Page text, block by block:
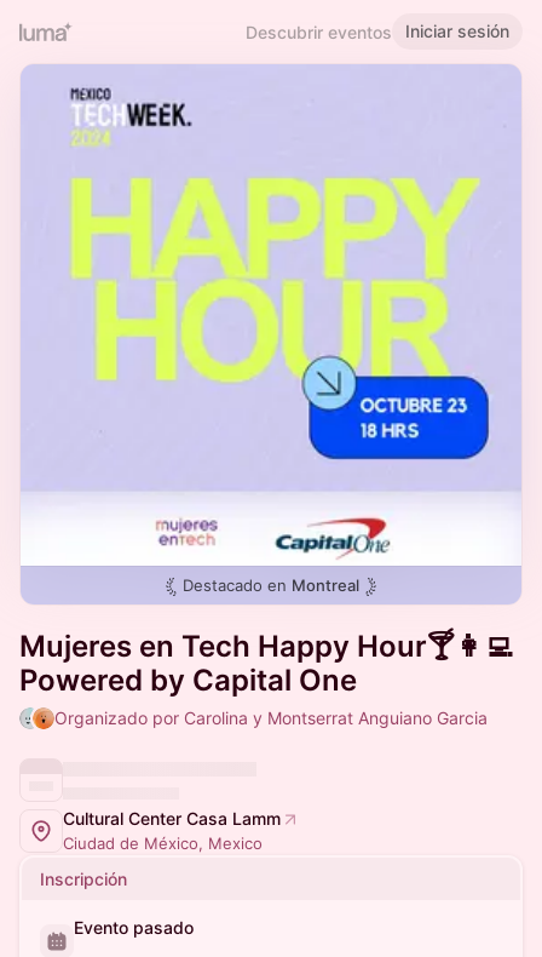
Descubrir eventos Iniciar sesión
Destacado en Montreal
Mujeres en Tech Happy Hour🍸👩‍💻
Powered by Capital One
Organizado por Carolina y Montserrat Anguiano Garcia
Cultural Center Casa Lamm
Ciudad de México, Mexico
Inscripción
Evento pasado